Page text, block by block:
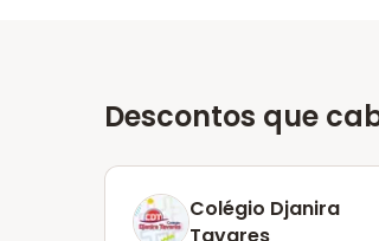
Descontos que
Colégio Djanira